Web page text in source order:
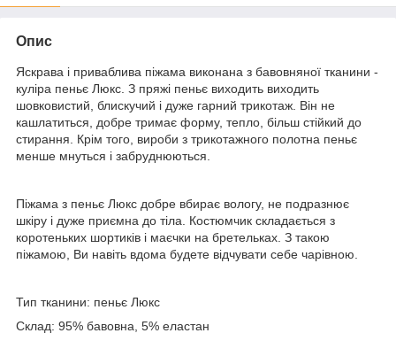
Опис
Яскрава і приваблива піжама виконана з бавовняної тканини -
куліра пеньє Люкс. З пряжі пеньє виходить виходить
шовковистий, блискучий і дуже гарний трикотаж. Він не
кашлатиться, добре тримає форму, тепло, більш стійкий до
стирання. Крім того, вироби з трикотажного полотна пеньє
менше мнуться і забруднюються.
Піжама з пеньє Люкс добре вбирає вологу, не подразнює
шкіру і дуже приємна до тіла. Костюмчик складається з
коротеньких шортиків і маєчки на бретельках. З такою
піжамою, Ви навіть вдома будете відчувати себе чарівною.
Тип тканини: пеньє Люкс
Склад: 95% бавовна, 5% еластан